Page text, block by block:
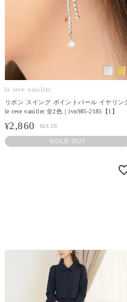
le reve vaniller
リボン スイング ポイントパール イヤリン
le reve vaniller 全2色｜lvn985-2185【1】
¥2,860
SOLD OUT